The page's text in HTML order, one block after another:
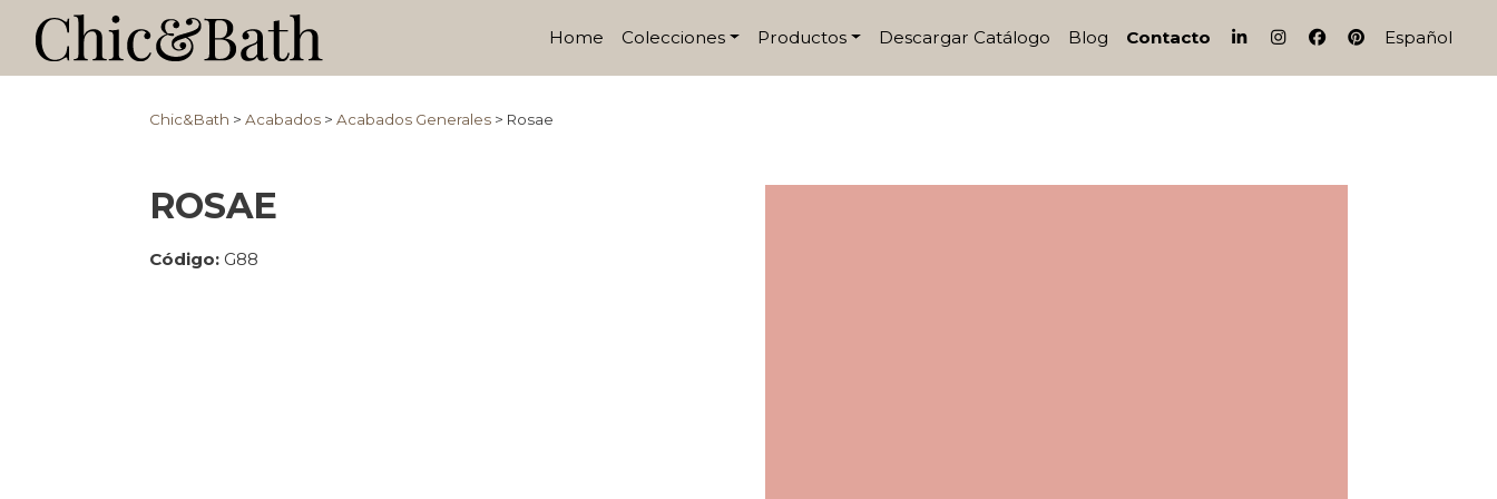
Home Colecciones Productos Descargar Catálogo Blog Contacto FB Español
Chic&Bath > Acabados > Acabados Generales > Rosae
ROSAE
Código: G88